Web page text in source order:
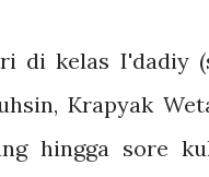
di kelas I'dadiy
Krapyak
hingga sore